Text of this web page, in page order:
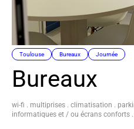
Toulouse Bureaux Journée
Bureaux
wi-fi . multiprises . climatisation .
informatiques et / ou écrans conforts